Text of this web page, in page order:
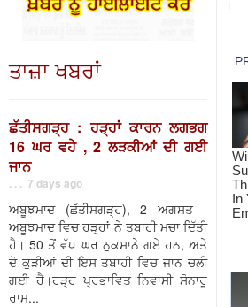
ਤਾਜ਼ਾ ਖਬਰਾਂ
ਛੱਤੀਸਗੜ੍ਹ : ਹੜ੍ਹਾਂ ਕਾਰਨ ਲਗਭਗ
16 ਘਰ ਵਹੇ , 2 ਲੜਕੀਆਂ ਦੀ ਗਈ
ਜਾਨ
. . . 7 days ago
ਅਬੂਝਮਾਦ (ਛੱਤੀਸਗੜ੍ਹ), 2 ਅਗਸਤ -
ਅਬੂਝਮਾਦ ਵਿਚ ਹੜ੍ਹਾਂ ਨੇ ਤਬਾਹੀ ਮਚਾ ਦਿੱਤੀ
ਹੈ। 50 ਤੋਂ ਵੱਧ ਘਰ ਨੁਕਸਾਨੇ ਗਏ ਹਨ, ਅਤੇ
ਦੋ ਕੁੜੀਆਂ ਦੀ ਇਸ ਤਬਾਹੀ ਵਿਚ ਜਾਨ ਚਲੀ
ਗਈ ਹੈ।ਹੜ੍ਹ ਪ੍ਰਭਾਵਿਤ ਨਿਵਾਸੀ ਸੋਨਾਰੂ
ਰਾਮ...